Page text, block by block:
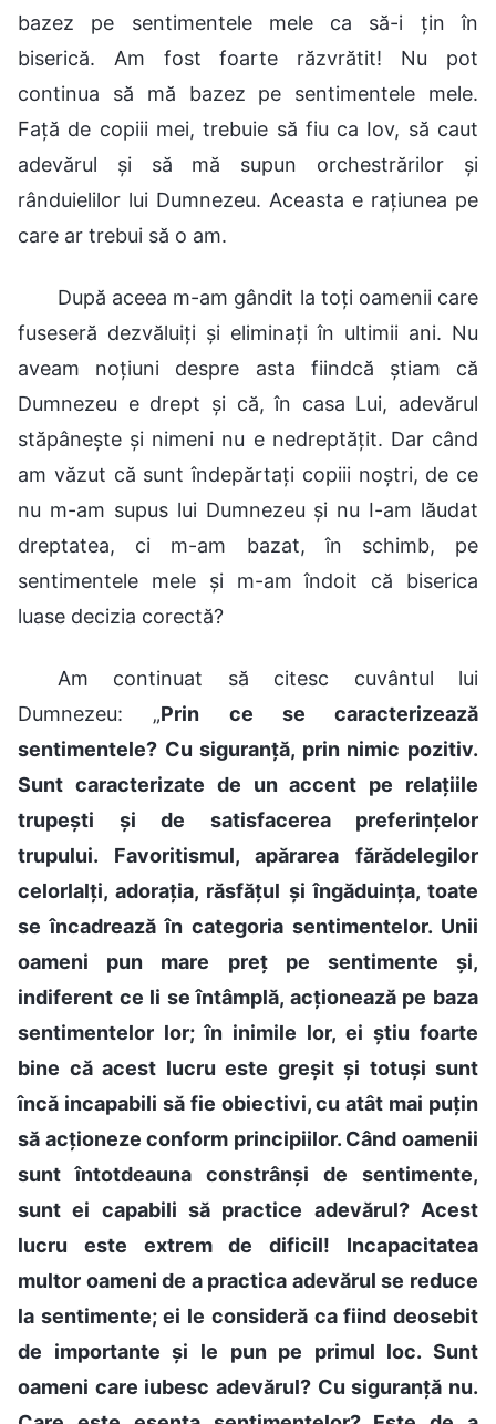
bazez pe sentimentele mele ca să-i țin în
biserică. Am fost foarte răzvrătit! Nu pot
continua să mă bazez pe sentimentele mele.
Față de copiii mei, trebuie să fiu ca Iov, să caut
adevărul și să mă supun orchestrărilor și
rânduielilor lui Dumnezeu. Aceasta e rațiunea pe
care ar trebui să o am.
După aceea m-am gândit la toți oamenii care
fuseseră dezvăluiți și eliminați în ultimii ani. Nu
aveam noțiuni despre asta fiindcă știam că
Dumnezeu e drept și că, în casa Lui, adevărul
stăpânește și nimeni nu e nedreptățit. Dar când
am văzut că sunt îndepărtați copiii noștri, de ce
nu m-am supus lui Dumnezeu și nu I-am lăudat
dreptatea, ci m-am bazat, în schimb, pe
sentimentele mele și m-am îndoit că biserica
luase decizia corectă?
Am continuat să citesc cuvântul lui
Dumnezeu: „Prin ce se caracterizează
sentimentele? Cu siguranță, prin nimic pozitiv.
Sunt caracterizate de un accent pe relațiile
trupești și de satisfacerea preferințelor
trupului. Favoritismul, apărarea fărădelegilor
celorlalți, adorația, răsfățul și îngăduința, toate
se încadrează în categoria sentimentelor. Unii
oameni pun mare preț pe sentimente și,
indiferent ce li se întâmplă, acționează pe baza
sentimentelor lor; în inimile lor, ei știu foarte
bine că acest lucru este greșit și totuși sunt
încă incapabili să fie obiectivi, cu atât mai puțin
să acționeze conform principiilor. Când oamenii
sunt întotdeauna constrânși de sentimente,
sunt ei capabili să practice adevărul? Acest
lucru este extrem de dificil! Incapacitatea
multor oameni de a practica adevărul se reduce
la sentimente; ei le consideră ca fiind deosebit
de importante și le pun pe primul loc. Sunt
oameni care iubesc adevărul? Cu siguranță nu.